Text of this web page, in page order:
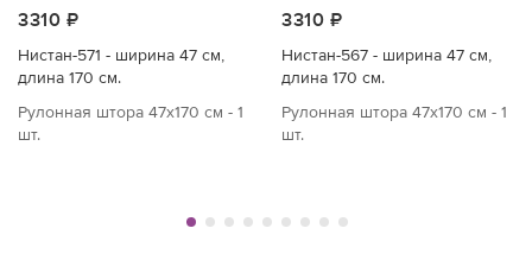
3310 ₽
Нистан-571 - ширина 47 см,
длина 170 см.
Рулонная штора 47х170 см - 1
шт.
3310 ₽
Нистан-567 - ширина 47 см,
длина 170 см.
Рулонная штора 47х170 см - 1
шт.